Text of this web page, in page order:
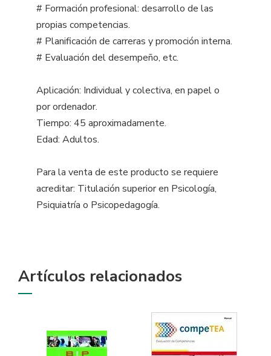
# Formación profesional: desarrollo de las
propias competencias.
# Planificación de carreras y promoción interna.
# Evaluación del desempeño, etc.
Aplicación: Individual y colectiva, en papel o
por ordenador.
Tiempo: 45 aproximadamente.
Edad: Adultos.
Para la venta de este producto se requiere
acreditar: Titulación superior en Psicología,
Psiquiatría o Psicopedagogía.
Artículos relacionados